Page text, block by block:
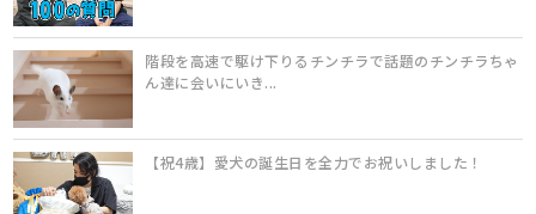
階段を高速で駆け下りるチンチラで話題のチンチラちゃ
ん達に会いにいき...
【祝4歳】愛犬の誕生日を全力でお祝いしました！